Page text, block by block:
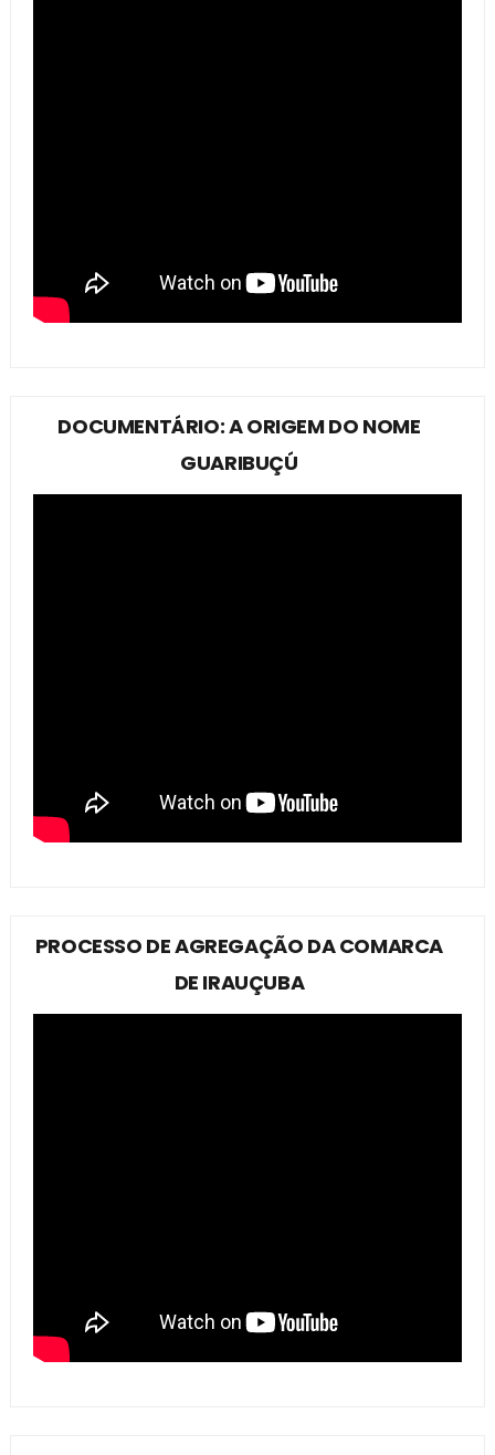
DOCUMENTÁRIO: A ORIGEM DO NOME
GUARIBUÇÚ
PROCESSO DE AGREGAÇÃO DA COMARCA
DE IRAUÇUBA